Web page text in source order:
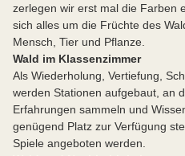
zerlegen wir erst mal die Farben
sich alles um die Früchte des
Mensch, Tier und Pflanze.
Wald im Klassenzimmer
Als Wiederholung, Vertiefung,
werden Stationen aufgebaut, an
Erfahrungen sammeln und
genügend Platz zur Verfügung
Spiele angeboten werden.